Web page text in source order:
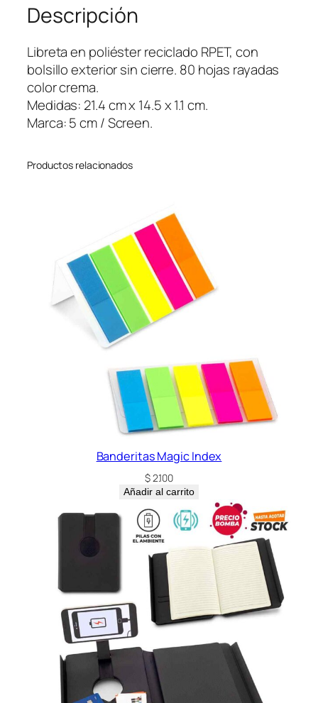
e
l
v
e
t
R
P
c
Descripción
Libreta en poliéster reciclado RPET, con
bolsillo exterior sin cierre. 80 hojas rayadas
color crema.
Medidas: 21.4 cm x 14.5 x 1.1 cm.
Marca: 5 cm / Screen.
Productos relacionados
Banderitas Magic Index
$2.100
Añadir al carrito